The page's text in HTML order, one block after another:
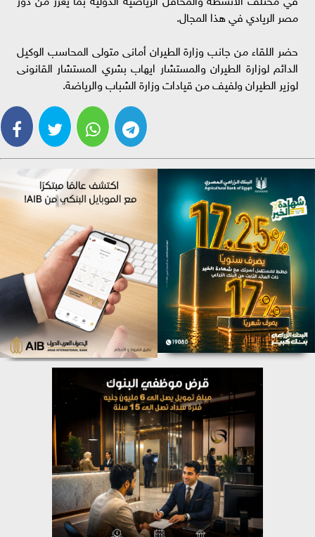
مصر الريادي في هذا المجال.
حضر اللقاء من جانب وزارة الطيران أمانى متولى المحاسب الوكيل
الدائم لوزارة الطيران والمستشار ايهاب بشري المستشار القانونى
لوزير الطيران ولفيف من قيادات وزارة الشباب والرياضة.